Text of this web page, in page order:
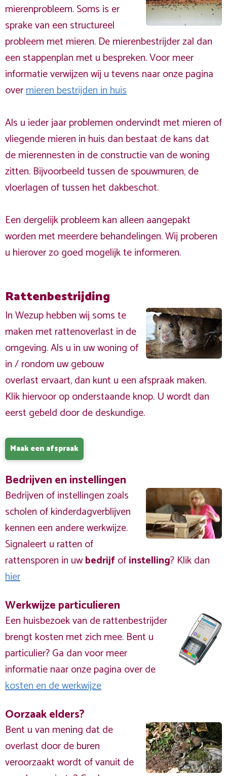
mierenprobleem. Soms is er
sprake van een structureel
probleem met mieren. De mierenbestrijder zal dan
een stappenplan met u bespreken. Voor meer
informatie verwijzen wij u tevens naar onze pagina
overmieren bestrijden in huis
Als u ieder jaar problemen ondervindt met mieren of
vliegende mieren in huis dan bestaat de kans dat
de mierennesten in de constructie van de woning
zitten. Bijvoorbeeld tussen de spouwmuren, de
vloerlagen of tussen het dakbeschot.
Een dergelijk probleem kan alleen aangepakt
worden met meerdere behandelingen. Wij proberen
u hierover zo goed mogelijk te informeren.
Rattenbestrijding
In Wezup hebben wij soms te
maken met rattenoverlast in de
omgeving. Als u in uw woning of
in / rondom uw gebouw
overlast ervaart, dan kunt u een afspraak maken.
Klik hiervoor op onderstaande knop. U wordt dan
eerst gebeld door de deskundige.
Maak een afspraak
Bedrijven en instellingen
Bedrijven of instellingen zoals
scholen of kinderdagverblijven
kennen een andere werkwijze.
Signaleert u ratten of
rattensporen in uwbedrijfofinstelling? Klik dan
hier
Werkwijze particulieren
Een huisbezoek van de rattenbestrijder
brengt kosten met zich mee. Bent u
particulier? Ga dan voor meer
informatie naar onze pagina over de
kosten en de werkwijze
Oorzaak elders?
Bent u van mening dat de
overlast door de buren
veroorzaakt wordt of vanuit de